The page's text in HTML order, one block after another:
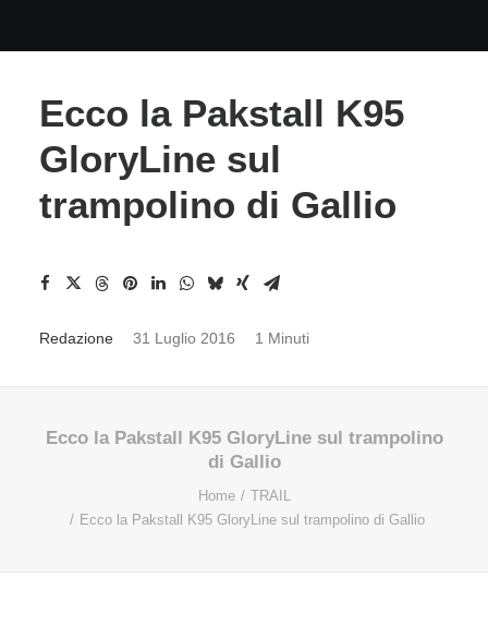
Ecco la Pakstall K95
GloryLine sul
trampolino di Gallio
Redazione 31 Luglio 2016 1 Minuti
Ecco la Pakstall K95 GloryLine sul trampolino
di Gallio
Home
TRAIL
Ecco la Pakstall K95 GloryLine sul trampolino di Gallio